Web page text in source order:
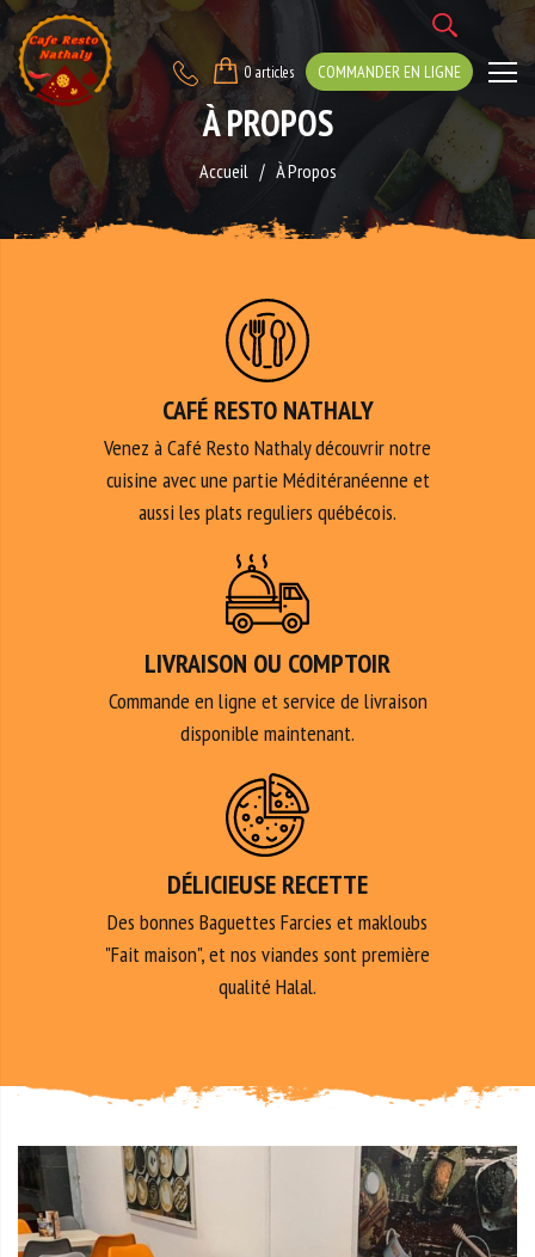
0 articles COMMANDER EN LIGNE
À PROPOS
Accueil À Propos
CAFÉ RESTO NATHALY
Venez à Café Resto Nathaly découvrir notre
cuisine avec une partie Méditéranéenne et
aussi les plats reguliers québécois.
LIVRAISON OU COMPTOIR
Commande en ligne et service de livraison
disponible maintenant.
DÉLICIEUSE RECETTE
Des bonnes Baguettes Farcies et makloubs
"Fait maison", et nos viandes sont première
qualité Halal.